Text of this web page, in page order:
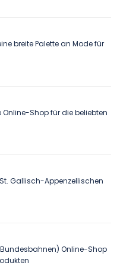
breite Palette an Mode für
Shop für die beliebten
Gallisch-Appenzellischen
Bundesbahnen) Online-Shop